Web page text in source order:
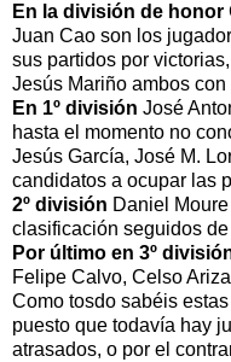
En la división de honor
Juan Cao son los
sus partidos por
Jesús Mariño ambos
En 1º división José
hasta el momento no
Jesús García, José M.
candidatos a ocupar las
2º división Daniel
clasificación seguidos
Por último en 3º
Felipe Calvo, Celso
Como tosdo sabéis
puesto que todavía hay
atrasados, o por el